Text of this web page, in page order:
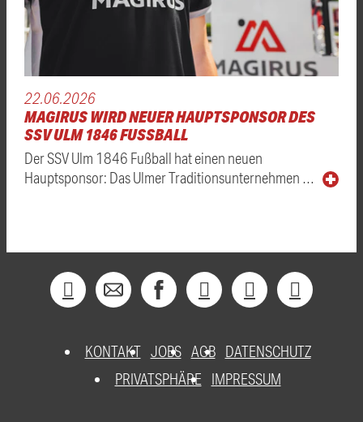
22.06.2026
MAGIRUS WIRD NEUER HAUPTSPONSOR DES
SSV ULM 1846 FUSSBALL
Der SSV Ulm 1846 Fußball hat einen neuen
Hauptsponsor: Das Ulmer Traditionsunternehmen …
KONTAKT JOBS AGB DATENSCHUTZ
PRIVATSPHÄRE
IMPRESSUM